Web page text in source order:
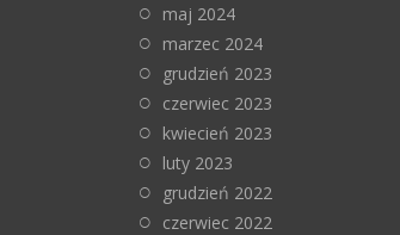
maj 2024
marzec 2024
grudzień 2023
czerwiec 2023
kwiecień 2023
luty 2023
grudzień 2022
czerwiec 2022